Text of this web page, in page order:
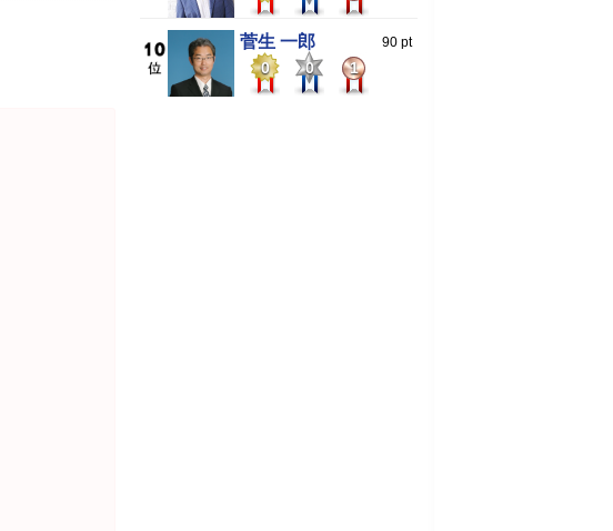
菅生 一郎 90 pt
0 0 1